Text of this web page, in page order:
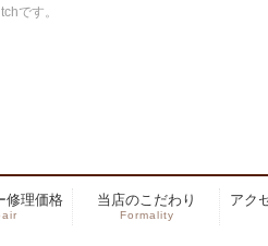
です。
修理価格 当店のこだわり
Formality
アク